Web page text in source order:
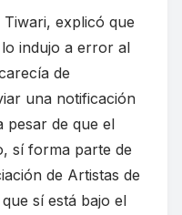
Tiwari, explicó que
indujo a error al
de
una notificación
pesar de que el
sí forma parte de
de Artistas de
sí está bajo el